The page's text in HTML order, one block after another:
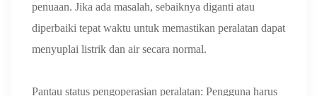
penuaan. Jika ada masalah, sebaiknya diganti atau
diperbaiki tepat waktu untuk memastikan peralatan dapat
menyuplai listrik dan air secara normal.
Pantau status pengoperasian peralatan: Pengguna harus